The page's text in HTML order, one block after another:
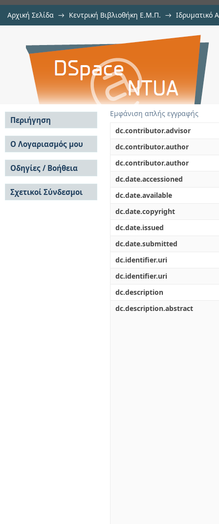
Αρχική Σελίδα → Κεντρική Βιβλιοθήκη Ε.Μ.Π. → Ιδρυματικό
Επεξεργασία υγρών αποβλήτων
Εμφάνιση απλής εγγραφής
dc.contributor.advisor
dc.contributor.author
dc.contributor.author
dc.date.accessioned
dc.date.available
dc.date.copyright
dc.date.issued
dc.date.submitted
dc.identifier.uri
dc.identifier.uri
dc.description
dc.description.abstract
Περιήγηση
Σε όλο το DSpace
Κοινότητες & Συλλογές
Ανά Ημερομηνία
Έκδοσης
Συγγραφείς
Τίτλοι
Θέματα
Ο Λογαριασμός μου
Σύνδεση
Εγγραφή
Οδηγίες / Βοήθεια
Οδηγίες Υποβολής
Οδηγίες Χρήσης ΙΑ
Συχνές Ερωτήσεις
Σχετικοί Σύνδεσμοι